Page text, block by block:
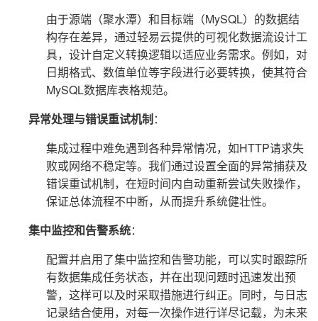
由于源端（聚水潭）和目标端（MySQL）的数据结
构存在差异，通过轻易云提供的可视化数据流设计工
具，设计自定义转换逻辑以适应业务需求。例如，对
日期格式、数值单位等字段进行必要转换，使其符合
MySQL数据库表格规范。
异常处理与错误重试机制：
集成过程中难免遇到各种异常情况，如HTTP请求失
败或网络不稳定等。我们通过设置全面的异常捕获及
错误重试机制，在短时间内自动重新尝试失败操作，
保证总体流程不中断，从而提升系统健壮性。
集中监控和告警系统：
配置并启用了集中监控和告警功能，可以实时跟踪所
有数据集成任务状态，并在出现问题时迅速发出预
警，这样可以及时采取措施进行纠正。同时，与日志
记录结合使用，对每一次操作进行详尽记载，为未来